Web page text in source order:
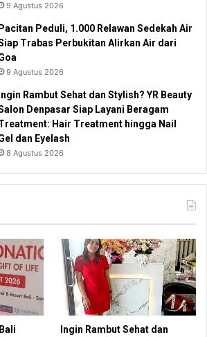
9 Agustus 2026
Pacitan Peduli, 1.000 Relawan Sedekah Air
Trabas Perbukitan Alirkan Air dari
9 Agustus 2026
Ingin Rambut Sehat dan Stylish? YR Beauty
Denpasar Siap Layani Beragam
Hair Treatment hingga Nail
dan Eyelash
8 Agustus 2026
Ingin Rambut Sehat dan